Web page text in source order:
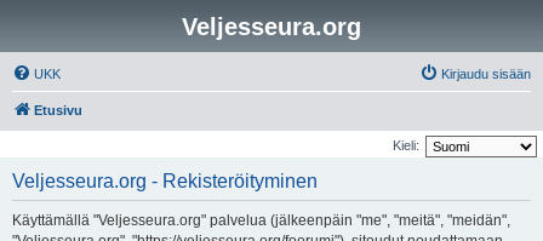
Veljesseura.org
UKK Kirjaudu sisään
Etusivu
Kieli:
Veljesseura.org - Rekisteröityminen
Käyttämällä "Veljesseura.org" palvelua (jälkeenpäin "me", "meitä", "meidän",